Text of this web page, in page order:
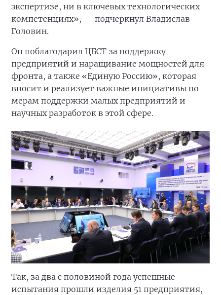
экспертизе, ни в ключевых технологических
компетенциях», — подчеркнул Владислав
Головин.
Он поблагодарил ЦБСТ за поддержку
предприятий и наращивание мощностей для
фронта, а также «Единую Россию», которая
вносит и реализует важные инициативы по
мерам поддержки малых предприятий и
научных разработок в этой сфере.
Так, за два с половиной года успешные
испытания прошли изделия 51 предприятия,